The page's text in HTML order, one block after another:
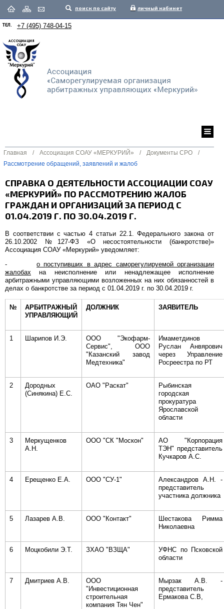
поиск по сайту личный кабинет
ТЕЛ. +7 (495) 748-04-15
Главная / Ассоциация СОАУ «МЕРКУРИЙ» / Документы СРО
/
Рассмотрение обращений, заявлений и жалоб
СПРАВКА О ДЕЯТЕЛЬНОСТИ АССОЦИАЦИИ СОАУ
«МЕРКУРИЙ» ПО РАССМОТРЕНИЮ ЖАЛОБ
ГРАЖДАН И ОРГАНИЗАЦИЙ ЗА ПЕРИОД С
01.04.2019 Г. ПО 30.04.2019 Г.
В соответствии с частью 4 статьи 22.1. Федерального закона от
26.10.2002 №127-ФЗ «О несостоятельности (банкротстве)»
Ассоциация СОАУ «Меркурий» уведомляет:
-о поступивших в адрес саморегулируемой организации
жалобах на неисполнение или ненадлежащее исполнение
арбитражными управляющими возложенных на них обязанностей в
делах о банкротстве за период с 01.04.2019 г. по 30.04.2019 г.
№
АРБИТРАЖНЫЙ
УПРАВЛЯЮЩИЙ
ДОЛЖНИК ЗАЯВИТЕЛЬ
1 Шарипов И.Э.
ООО "Экофарм-
Сервис", ООО
"Казанский завод
Медтехника"
Имаметдинов
Руслан Анвярович
через Управление
Росреестра по РТ
2
Дородных
(Синякина) Е.С.
ОАО "Раскат"
Рыбинская
городская
прокуратура
Ярославской
области
3
Меркущенков
А.Н.
ООО "СК "Москон"
АО "Корпорация
ТЭН" представитель
Кучкаров А.С.
4 Ерещенко Е.А. ООО "СУ-1"
Александров А.Н. -
представитель
участника должника
5 Лазарев А.В. ООО "Контакт"
Шестакова Римма
Николаевна
6 Моцкобили Э.Т. ЗХАО "ВЗЩА"
УФНС по Псковской
области
7 Дмитриев А.В.
ООО
"Инвестиционная
строительная
компания Тян Чен"
Мырзак А.В. -
представитель
Ермакова С.В,